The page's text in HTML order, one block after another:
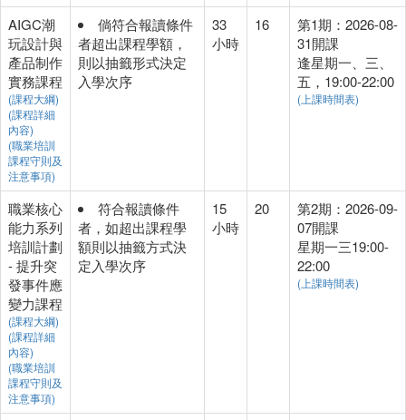
AIGC潮
玩設計與
產品制作
實務課程
(課程大綱)
(課程詳細
內容)
(職業培訓
課程守則及
注意事項)
倘符合報讀條件
者超出課程學額，
則以抽籤形式決定
入學次序
33
小時
16
第1期：2026-08-
31開課
逢星期一、三、
五，19:00-22:00
(上課時間表)
職業核心
能力系列
培訓計劃
- 提升突
發事件應
變力課程
(課程大綱)
(課程詳細
內容)
(職業培訓
課程守則及
注意事項)
符合報讀條件
者，如超出課程學
額則以抽籤方式決
定入學次序
15
小時
20
第2期：2026-09-
07開課
星期一三19:00-
22:00
(上課時間表)